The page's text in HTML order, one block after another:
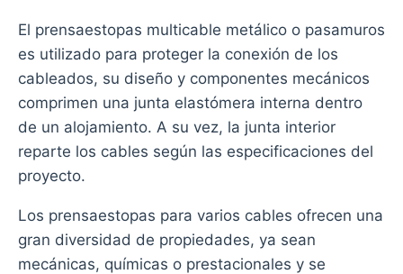
El prensaestopas multicable metálico o pasamuros
es utilizado para proteger la conexión de los
cableados, su diseño y componentes mecánicos
comprimen una junta elastómera interna dentro
de un alojamiento. A su vez, la junta interior
reparte los cables según las especificaciones del
proyecto.
Los prensaestopas para varios cables ofrecen una
gran diversidad de propiedades, ya sean
mecánicas, químicas o prestacionales y se